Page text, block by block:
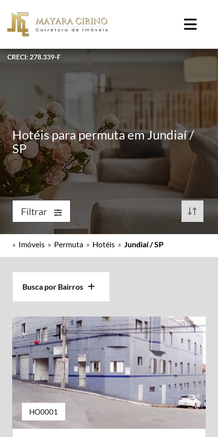
CRECI: 278.339-F
Hotéis para permuta em Jundiaí /
SP
Filtrar
» Imóveis » Permuta » Hotéis » Jundiaí / SP
Busca por Bairros
HO0001